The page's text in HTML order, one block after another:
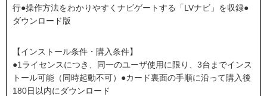
行●操作方法をわかりやすくナビゲートする「LVナビ」を収録●
ダウンロード版
【インストール条件・購入条件】
●1ライセンスにつき、同一のユーザ使用に限り、3台までインス
トール可能（同時起動不可）●カード裏面の手順に沿って購入後
180日以内にダウンロード